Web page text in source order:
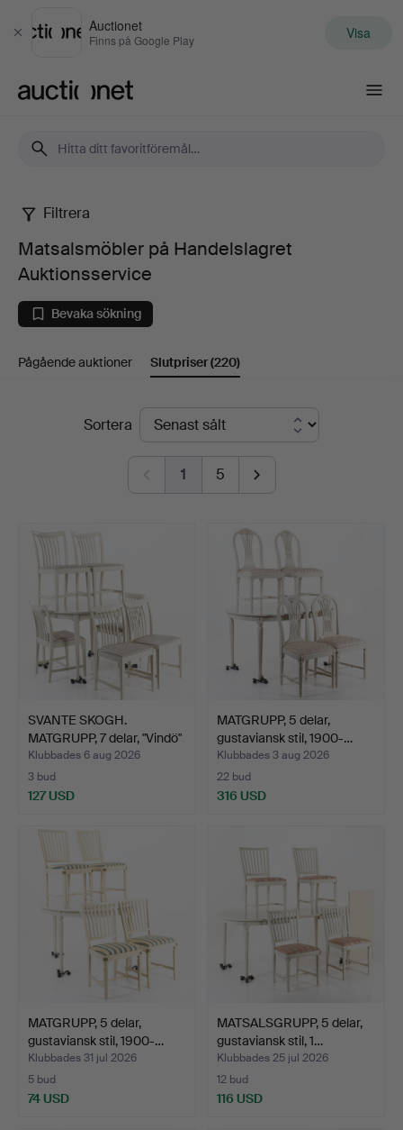
Stäng
Auctionet
Finns på Google Play Visa
Matsalsmöbler
på
Handelslagret
Auktionsservice
Filtrera
Matsalsmöbler på Handelslagret
Auktionsservice
Bevaka sökning
Pågående auktioner Slutpriser(220)
SlutpriserSortera
1 5
SVANTE SKOGH.
MATGRUPP, 7 delar, "Vindö"
v…
Klubbades 6 aug 2026
3 bud
127 USD
MATGRUPP, 5 delar,
gustaviansk stil, 1900-…
Klubbades 3 aug 2026
22 bud
316 USD
MATGRUPP, 5 delar,
gustaviansk stil, 1900-…
Klubbades 31 jul 2026
5 bud
74 USD
MATSALSGRUPP, 5 delar,
gustaviansk stil, 1…
Klubbades 25 jul 2026
12 bud
116 USD